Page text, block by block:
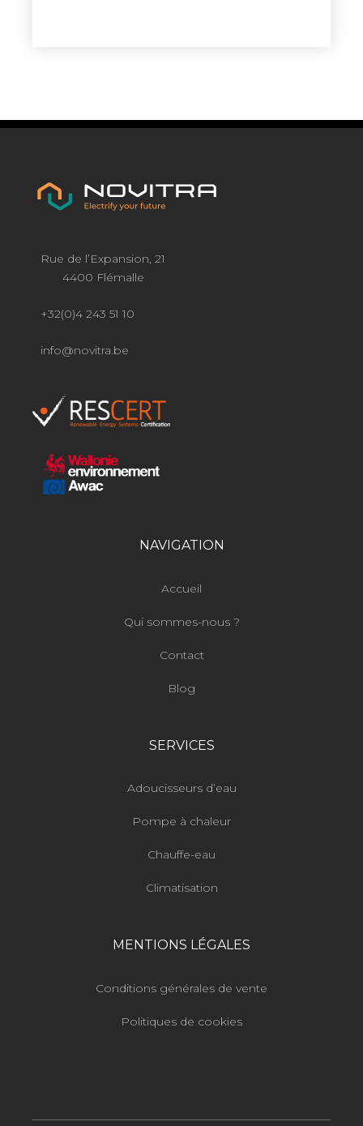
Rue de l’Expansion, 21
4400 Flémalle
+32(0)4 243 51 10
info@novitra.be
NAVIGATION
Accueil
Qui sommes-nous ?
Contact
Blog
SERVICES
Adoucisseurs d’eau
Pompe à chaleur
Chauffe-eau
Climatisation
MENTIONS LÉGALES
Conditions générales de vente
Politiques de cookies